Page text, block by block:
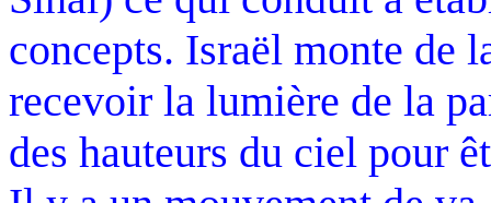
concepts. Israël monte de
recevoir la lumière de la
des hauteurs du ciel pour